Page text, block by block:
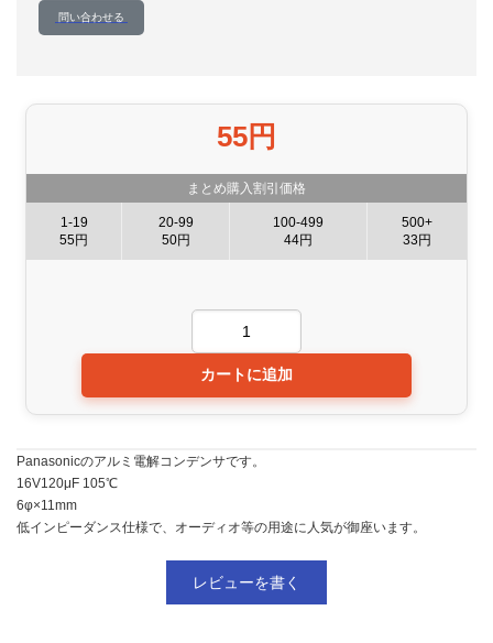
問い合わせる
55円
まとめ購入割引価格
1-19
55円
20-99
50円
100-499
44円
500+
33円
Panasonicのアルミ電解コンデンサです。
16V120μF 105℃
6φ×11mm
低インピーダンス仕様で、オーディオ等の用途に人気が御座います。
レビューを書く